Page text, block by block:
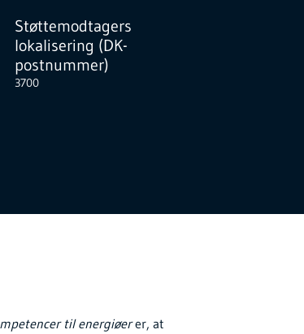
Støttemodtagers
lokalisering (DK-
postnummer)
3700
til energiøerer, at